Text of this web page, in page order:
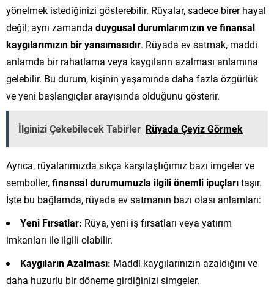
yönelmek istediğinizi gösterebilir. Rüyalar, sadece birer hayal
değil; aynı zamanda duygusal durumlarımızın ve finansal
kaygılarımızın bir yansımasıdır. Rüyada ev satmak, maddi
anlamda bir rahatlama veya kaygıların azalması anlamına
gelebilir. Bu durum, kişinin yaşamında daha fazla özgürlük
ve yeni başlangıçlar arayışında olduğunu gösterir.
İlginizi Çekebilecek Tabirler Rüyada Çeyiz Görmek
Ayrıca, rüyalarımızda sıkça karşılaştığımız bazı imgeler ve
semboller,finansal durumumuzla ilgili önemli ipuçlarıtaşır.
İşte bu bağlamda, rüyada ev satmanın bazı olası anlamları:
Yeni Fırsatlar: Rüya, yeni iş fırsatları veya yatırım
imkanları ile ilgili olabilir.
Kaygıların Azalması: Maddi kaygılarınızın azaldığını ve
daha huzurlu bir döneme girdiğinizi simgeler.